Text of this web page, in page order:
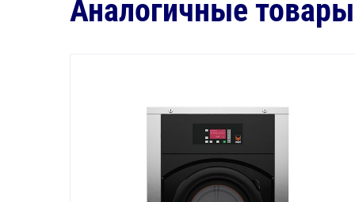
Аналогичные товары